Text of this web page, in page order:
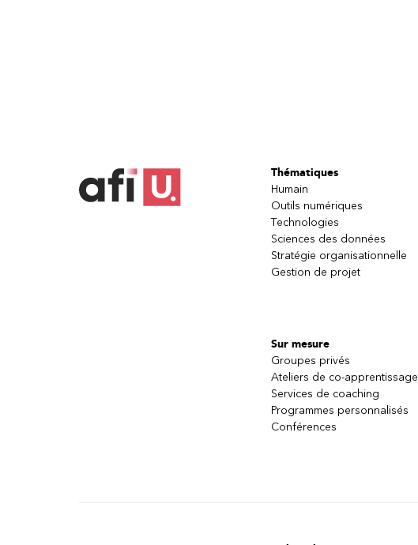
Thématiques
Humain
Outils numériques
Technologies
Sciences des données
Stratégie organisationnelle
Gestion de projet
Sur mesure
Groupes privés
Ateliers de co-apprentissage
Services de coaching
Programmes personnalisés
Conférences